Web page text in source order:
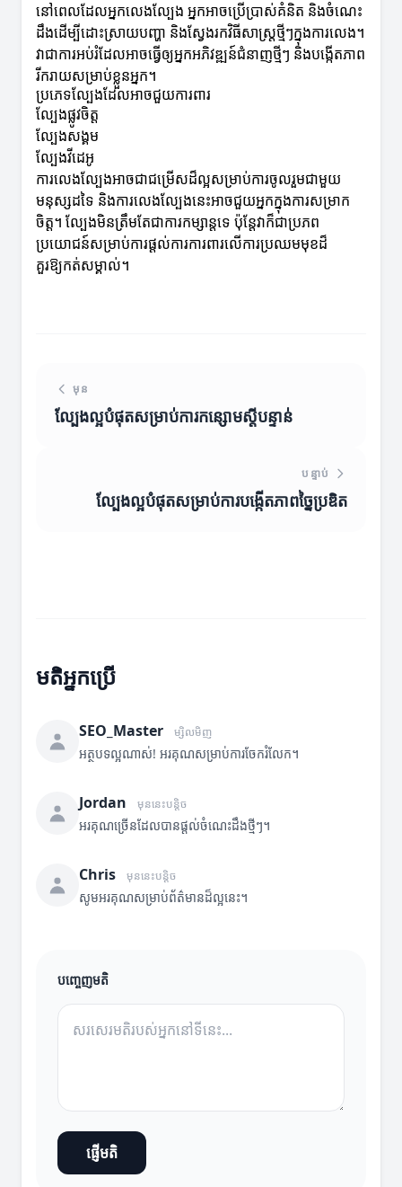
នៅពេលដែលអ្នកលេងល្បែង អ្នកអាចប្រើប្រាស់គំនិត និងចំណេះ
ដឹងដើម្បីដោះស្រាយបញ្ហា និងស្វែងរកវិធីសាស្ត្រថ្មីៗក្នុងការលេង។
វាជាការអប់រំដែលអាចធ្វើឲ្យអ្នកអភិវឌ្ឍន៍ជំនាញថ្មីៗ និងបង្កើតភាព
រីករាយសម្រាប់ខ្លួនអ្នក។
ប្រភេទល្បែងដែលអាចជួយការពារ
ល្បែងផ្លូវចិត្ត
ល្បែងសង្គម
ល្បែងវីដេអូ
ការលេងល្បែងអាចជាជម្រើសដ៏ល្អសម្រាប់ការចូលរួមជាមួយ
មនុស្សដទៃ និងការលេងល្បែងនេះអាចជួយអ្នកក្នុងការសម្រាក
ចិត្ដ។ ល្បែងមិនត្រឹមតែជាការកម្សាន្ដទេ ប៉ុន្តែវាក៏ជាប្រភព
ប្រយោជន៍សម្រាប់ការផ្ដល់ការការពារលើការប្រឈមមុខដ៏
គួរឱ្យកត់សម្គាល់។
មុន
ល្បែងល្អបំផុតសម្រាប់ការកន្សោមស្ដីបន្ទាន់
បន្ទាប់
ល្បែងល្អបំផុតសម្រាប់ការបង្កើតភាពច្នៃប្រឌិត
មតិអ្នកប្រើ
SEO_Master ម្សិលមិញ
អត្ថបទល្អណាស់! អរគុណសម្រាប់ការចែករំលែក។
Jordan មុននេះបន្តិច
អរគុណច្រើនដែលបានផ្តល់ចំណេះដឹងថ្មីៗ។
Chris មុននេះបន្តិច
សូមអរគុណសម្រាប់ព័ត៌មានដ៏ល្អនេះ។
បញ្ចេញមតិ
ផ្ញើមតិ